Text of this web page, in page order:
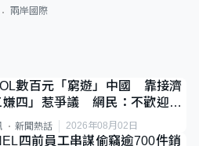
兩岸國際
數百元「窮遊」中國 靠接濟
嫌四」惹爭議 網民：不歡迎劣
新聞熱話 2026年08月02日
四前員工串謀偷竊逾700件銷